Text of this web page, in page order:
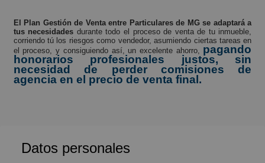
El Plan Gestión de Venta entre Particulares de MG se adaptará a
tus necesidades durante todo el proceso de venta de tu inmueble,
corriendo tú los riesgos como vendedor, asumiendo ciertas tareas en
el proceso, y consiguiendo así, un excelente ahorro, pagando
honorarios profesionales justos, sin
necesidad de perder comisiones de
agencia en el precio de venta final.
Datos personales